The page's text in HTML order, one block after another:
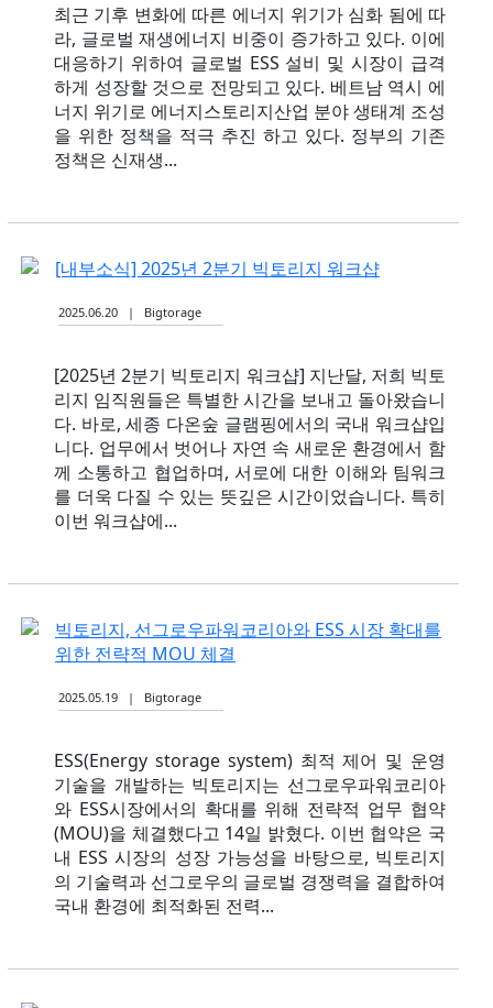
최근 기후 변화에 따른 에너지 위기가 심화 됨에 따
라, 글로벌 재생에너지 비중이 증가하고 있다. 이에
대응하기 위하여 글로벌 ESS 설비 및 시장이 급격
하게 성장할 것으로 전망되고 있다. 베트남 역시 에
너지 위기로 에너지스토리지산업 분야 생태계 조성
을 위한 정책을 적극 추진 하고 있다. 정부의 기존
정책은 신재생...
[내부소식] 2025년 2분기 빅토리지 워크샵
2025.06.20 | Bigtorage
[2025년 2분기 빅토리지 워크샵] 지난달, 저희 빅토
리지 임직원들은 특별한 시간을 보내고 돌아왔습니
다. 바로, 세종 다온숲 글램핑에서의 국내 워크샵입
니다. 업무에서 벗어나 자연 속 새로운 환경에서 함
께 소통하고 협업하며, 서로에 대한 이해와 팀워크
를 더욱 다질 수 있는 뜻깊은 시간이었습니다. 특히
이번 워크샵에...
빅토리지, 선그로우파워코리아와 ESS 시장 확대를
위한 전략적 MOU 체결
2025.05.19 | Bigtorage
ESS(Energy storage system) 최적 제어 및 운영
기술을 개발하는 빅토리지는 선그로우파워코리아
와 ESS시장에서의 확대를 위해 전략적 업무 협약
(MOU)을 체결했다고 14일 밝혔다. 이번 협약은 국
내 ESS 시장의 성장 가능성을 바탕으로, 빅토리지
의 기술력과 선그로우의 글로벌 경쟁력을 결합하여
국내 환경에 최적화된 전력...